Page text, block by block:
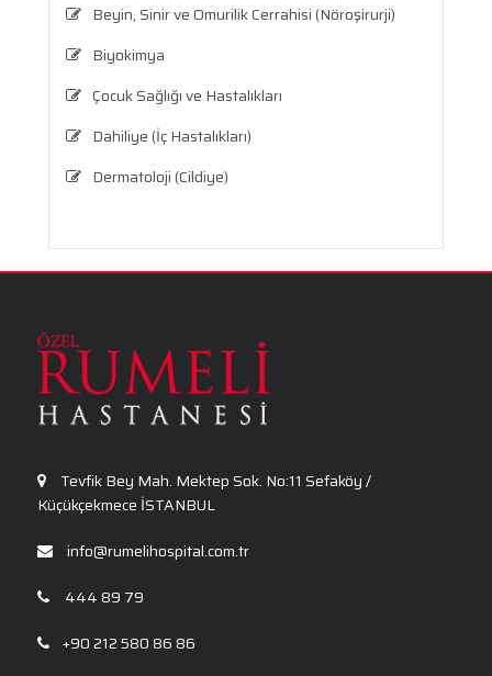
Beyin, Sinir ve Omurilik Cerrahisi (Nöroşirurji)
Biyokimya
Çocuk Sağlığı ve Hastalıkları
Dahiliye (İç Hastalıkları)
Dermatoloji (Cildiye)
Göz Sağlığı ve Hastalıkları
Tevfik Bey Mah. Mektep Sok. No:11 Sefaköy /
Küçükçekmece İSTANBUL
info@rumelihospital.com.tr
444 89 79
+90 212 580 86 86